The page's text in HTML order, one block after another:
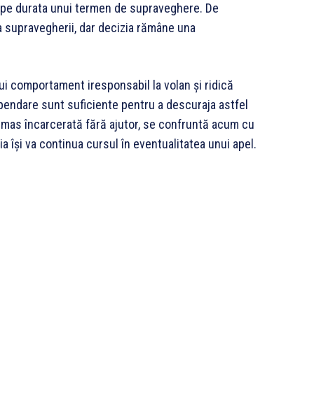
durata unui termen de supraveghere. De
dar decizia rămâne una
comportament iresponsabil la volan și ridică
sunt suficiente pentru a descuraja astfel
încarcerată fără ajutor, se confruntă acum cu
își va continua cursul în eventualitatea unui apel.